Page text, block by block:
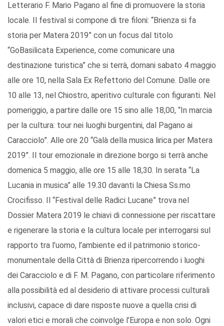
Letterario F. Mario Pagano al fine di promuovere la storia
locale. Il festival si compone di tre filoni: “Brienza si fa
storia per Matera 2019” con un focus dal titolo
“GoBasilicata Experience, come comunicare una
destinazione turistica” che si terrà, domani sabato 4 maggio
alle ore 10, nella Sala Ex Refettorio del Comune. Dalle ore
10 alle 13, nel Chiostro, aperitivo culturale con figuranti. Nel
pomeriggio, a partire dalle ore 15 sino alle 18,00, “In marcia
per la cultura: tour nei luoghi burgentini, dal Pagano ai
Caracciolo”. Alle ore 20 “Galà della musica lirica per Matera
2019”. Il tour emozionale in direzione borgo si terrà anche
domenica 5 maggio, alle ore 15 alle 18,30. In serata “La
Lucania in musica” alle 19.30 davanti la Chiesa Ss.mo
Crocifisso. Il “Festival delle Radici Lucane” trova nel
Dossier Matera 2019 le chiavi di connessione per riscattare
e rigenerare la storia e la cultura locale per interrogarsi sul
rapporto tra l’uomo, l’ambiente ed il patrimonio storico-
monumentale della Città di Brienza ripercorrendo i luoghi
dei Caracciolo e di F. M. Pagano, con particolare riferimento
alla possibilità ed al desiderio di attivare processi culturali
inclusivi, capace di dare risposte nuove a quella crisi di
valori etici e morali che coinvolge l’Europa e non solo. Ogni